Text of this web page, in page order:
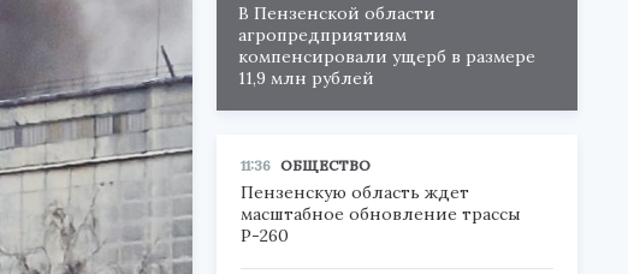
В Пензенской области
агропредприятиям
компенсировали ущерб в размере
11,9 млн рублей
11:36 ОБЩЕСТВО
Пензенскую область ждет
масштабное обновление трассы
Р-260